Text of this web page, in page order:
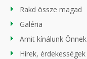
Rakd össze magad
Galéria
Amit kínálunk Önnek
Hírek, érdekességek